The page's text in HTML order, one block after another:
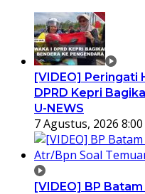
[VIDEO] Peringati
DPRD Kepri
U-NEWS
7 Agustus, 2026 8:00
[VIDEO] BP